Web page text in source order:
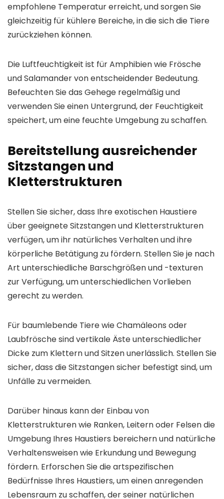
empfohlene Temperatur erreicht, und sorgen Sie
gleichzeitig für kühlere Bereiche, in die sich die Tiere
zurückziehen können.
Die Luftfeuchtigkeit ist für Amphibien wie Frösche
und Salamander von entscheidender Bedeutung.
Befeuchten Sie das Gehege regelmäßig und
verwenden Sie einen Untergrund, der Feuchtigkeit
speichert, um eine feuchte Umgebung zu schaffen.
Bereitstellung ausreichender
Sitzstangen und
Kletterstrukturen
Stellen Sie sicher, dass Ihre exotischen Haustiere
über geeignete Sitzstangen und Kletterstrukturen
verfügen, um ihr natürliches Verhalten und ihre
körperliche Betätigung zu fördern. Stellen Sie je nach
Art unterschiedliche Barschgrößen und -texturen
zur Verfügung, um unterschiedlichen Vorlieben
gerecht zu werden.
Für baumlebende Tiere wie Chamäleons oder
Laubfrösche sind vertikale Äste unterschiedlicher
Dicke zum Klettern und Sitzen unerlässlich. Stellen Sie
sicher, dass die Sitzstangen sicher befestigt sind, um
Unfälle zu vermeiden.
Darüber hinaus kann der Einbau von
Kletterstrukturen wie Ranken, Leitern oder Felsen die
Umgebung Ihres Haustiers bereichern und natürliche
Verhaltensweisen wie Erkundung und Bewegung
fördern. Erforschen Sie die artspezifischen
Bedürfnisse Ihres Haustiers, um einen anregenden
Lebensraum zu schaffen, der seiner natürlichen